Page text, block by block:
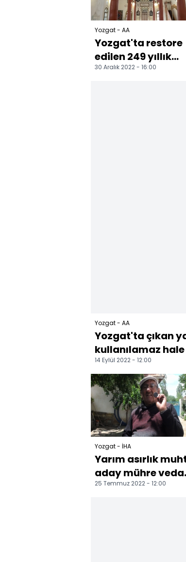
Yozgat - AA
Yozgat'ta restore
edilen 249 yıllık
cami yeniden
30 Aralık 2022 - 16:00
Yozgat - AA
Yozgat'ta çıkan
kullanılamaz
14 Eylül 2022 - 12:00
Yozgat - İHA
Yarım asırlık
aday mühre veda
ediyor
25 Temmuz 2022 - 12:00